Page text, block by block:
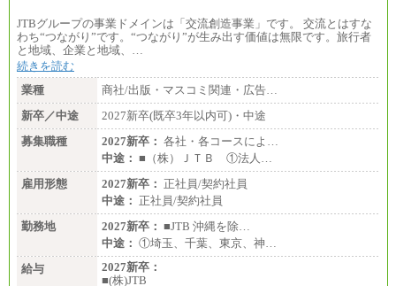
JTBグループの事業ドメインは「交流創造事業」です。 交流とはすな
わち“つながり”です。“つながり”が生み出す価値は無限です。旅行者
と地域、企業と地域、…
続きを読む
業種
商社/出版・マスコミ関連・広告…
新卒／中途
2027新卒(既卒3年以内可)・中途
募集職種
2027新卒： 各社・各コースによ…
中途： ■（株）ＪＴＢ ①法人…
雇用形態
2027新卒： 正社員/契約社員
中途： 正社員/契約社員
勤務地
2027新卒： ■JTB 沖縄を除…
中途： ①埼玉、千葉、東京、神…
給与
2027新卒：
■(株)JTB